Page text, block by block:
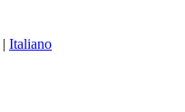
| Italiano